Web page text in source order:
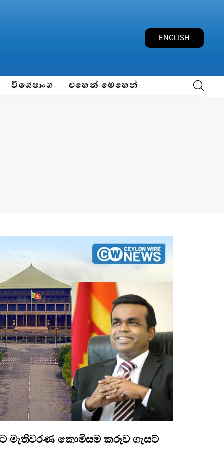
ENGLISH
විශේෂාංග එහෙන් මෙහෙන්
මැතිවරණ කොමිසම කරූව ගැසට්